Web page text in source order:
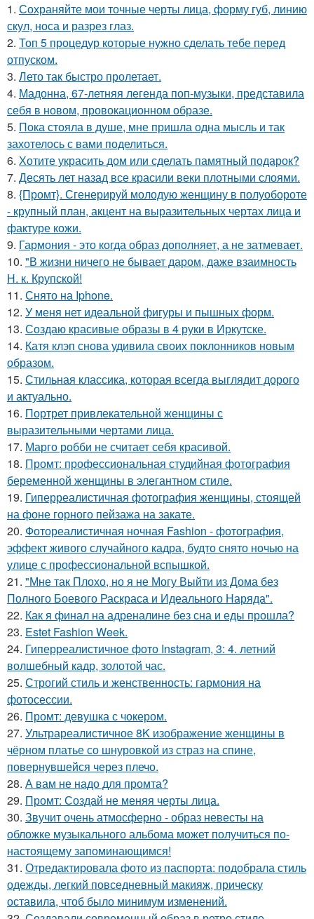
1. Сохраняйте мои точные черты лица, форму губ, линию
скул, носа и разрез глаз.
2. Топ 5 процедур которые нужно сделать тебе перед
отпуском.
3. Лето так быстро пролетает.
4. Мадонна, 67-летняя легенда поп-музыки, представила
себя в новом, провокационном образе.
5. Пока стояла в душе, мне пришла одна мысль и так
захотелось с вами поделиться.
6. Хотите украсить дом или сделать памятный подарок?
7. Десять лет назад все красили веки плотными слоями.
8. {Промт}. Сгенерируй молодую женщину в полуобороте
- крупный план, акцент на выразительных чертах лица и
фактуре кожи.
9. Гармония - это когда образ дополняет, а не затмевает.
10. "В жизни ничего не бывает даром, даже взаимность
Н. к. Крупской!
11. Снято на Iphone.
12. У меня нет идеальной фигуры и пышных форм.
13. Создаю красивые образы в 4 руки в Иркутске.
14. Катя клэп снова удивила своих поклонников новым
образом.
15. Стильная классика, которая всегда выглядит дорого
и актуально.
16. Портрет привлекательной женщины с
выразительными чертами лица.
17. Марго робби не считает себя красивой.
18. Промт: профессиональная студийная фотография
беременной женщины в элегантном стиле.
19. Гиперреалистичная фотография женщины, стоящей
на фоне горного пейзажа на закате.
20. Фотореалистичная ночная Fashion - фотография,
эффект живого случайного кадра, будто снято ночью на
улице с профессиональной вспышкой.
21. "Мне так Плохо, но я не Могу Выйти из Дома без
Полного Боевого Раскраса и Идеального Наряда".
22. Как я финал на адреналине без сна и еды прошла?
23. Estet Fashion Week.
24. Гиперреалистичное фото Instagram, 3: 4. летний
волшебный кадр, золотой час.
25. Строгий стиль и женственность: гармония на
фотосессии.
26. Промт: девушка с чокером.
27. Ультрареалистичное 8K изображение женщины в
чёрном платье со шнуровкой из страз на спине,
повернувшейся через плечо.
28. А вам не надо для промта?
29. Промт: Создай не меняя черты лица.
30. Звучит очень атмосферно - образ невесты на
обложке музыкального альбома может получиться по-
настоящему запоминающимся!
31. Отредактировала фото из паспорта: подобрала стиль
одежды, легкий повседневный макияж, прическу
оставила, чтоб было минимум изменений.